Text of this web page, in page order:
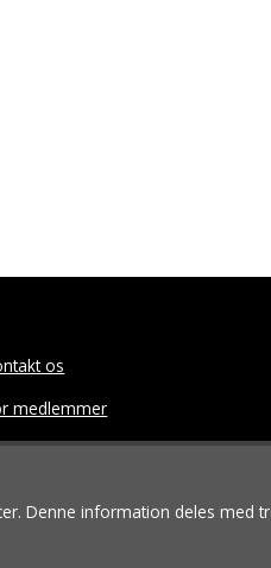
os
medlemmer
Denne information deles med